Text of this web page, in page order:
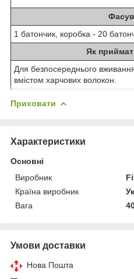
1 батончик, коробка - 20
Як
Для безпосереднього
вмістом харчових волокон.
Приховати
Характеристики
Основні
Виробник
Країна виробник
Вага
Умови доставки
Нова Пошта